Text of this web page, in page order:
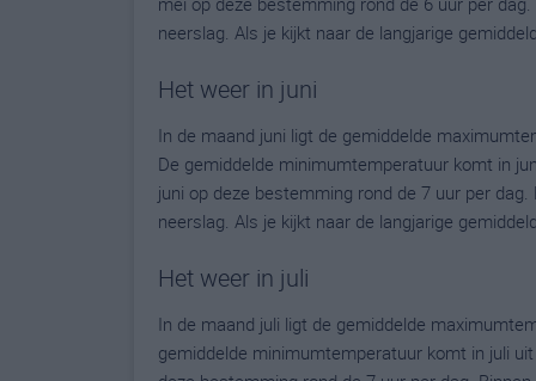
neerslag. Als je kijkt naar de langjarige
Het weer in juni
In de maand juni ligt de gemiddelde
De gemiddelde minimumtemperatuur komt in
juni op deze bestemming rond de 7 uur per
neerslag. Als je kijkt naar de langjarige
Het weer in juli
In de maand juli ligt de gemiddelde
gemiddelde minimumtemperatuur komt in juli